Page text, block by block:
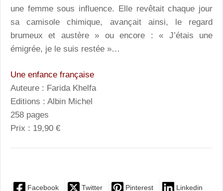
une femme sous influence. Elle revêtait chaque jour
sa camisole chimique, avançait ainsi, le regard
brumeux et austère » ou encore : « J’étais une
émigrée, je le suis restée »…
Une enfance française
Auteure : Farida Khelfa
Editions : Albin Michel
258 pages
Prix : 19,90 €
Facebook Twitter Pinterest Linkedin